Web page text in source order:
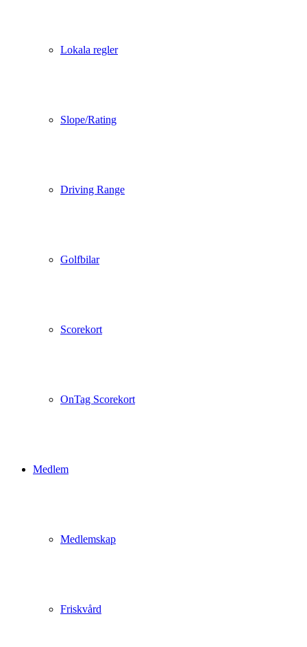
Lokala regler
Slope/Rating
Driving Range
Golfbilar
Scorekort
OnTag Scorekort
Medlem
Medlemskap
Friskvård